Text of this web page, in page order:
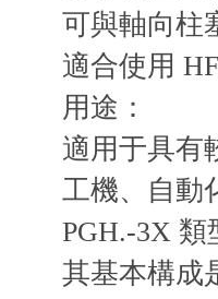
可與軸向柱
適合使用
用途：
適用于具有
工機、自動
PGH.-3X
其基本構成